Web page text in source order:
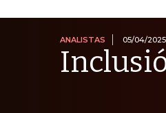
ANALISTAS 05/04/2025